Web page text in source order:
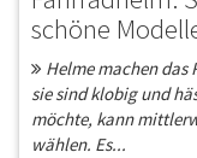
schöne
Helme machen das
sie sind klobig und
möchte, kann
wählen. Es...